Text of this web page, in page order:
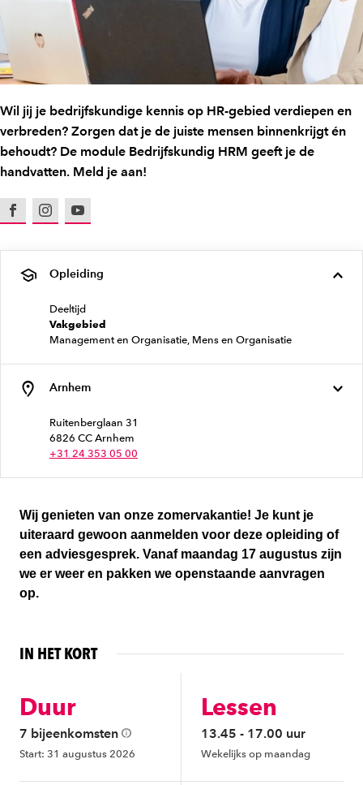
Wil jij je bedrijfskundige kennis op HR-gebied verdiepen en
verbreden? Zorgen dat je de juiste mensen binnenkrijgt én
behoudt? De module Bedrijfskundig HRM geeft je de
handvatten. Meld je aan!
FacebookInstagramYoutube
Opleiding
Deeltijd
Vakgebied
Management en Organisatie, Mens en Organisatie
Arnhem
Ruitenberglaan 31
6826 CC Arnhem
+31 24 353 05 00
Wij genieten van onze zomervakantie! Je kunt je
uiteraard gewoon aanmelden voor deze opleiding of
een adviesgesprek. Vanaf maandag 17 augustus zijn
we er weer en pakken we openstaande aanvragen
op.
IN HET KORT
Duur
7 bijeenkomsten
Start: 31 augustus 2026
Lessen
13.45 - 17.00 uur
Wekelijks op maandag